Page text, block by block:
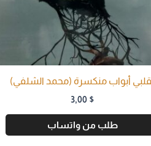
أبواب منكسرة (محمد الشلفي)
3,00 $
طلب من واتساب